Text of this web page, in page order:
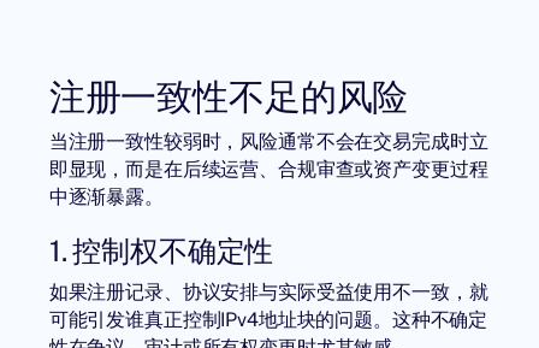
注册一致性不足的风险
当注册一致性较弱时，风险通常不会在交易完成时立
即显现，而是在后续运营、合规审查或资产变更过程
中逐渐暴露。
1. 控制权不确定性
如果注册记录、协议安排与实际受益使用不一致，就
可能引发谁真正控制IPv4地址块的问题。这种不确定